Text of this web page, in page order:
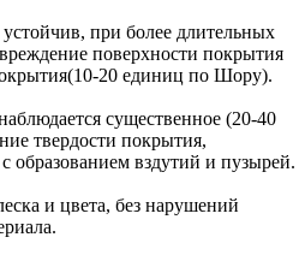
при более длительных
поверхности покрытия
20 единиц по Шору).
существенное (20-40
твердости покрытия,
образованием вздутий и пузырей.
и цвета, без нарушений